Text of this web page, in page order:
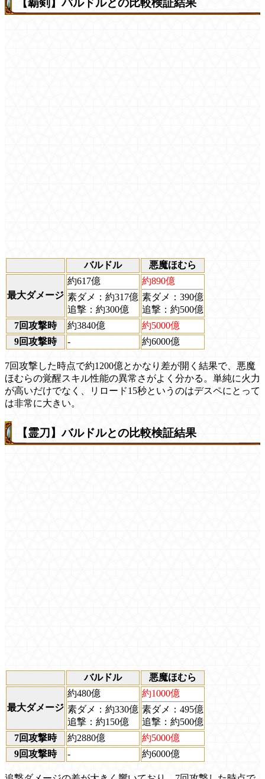
【覇剣】バルドルとの比較検証結果
バルドル 悪魔ほむら
最大ダメージ
約617億
素ダメ：約317億
追撃：約300億
約890億
素ダメ：390億
追撃：約500億
7回攻撃時
約3840億
約5000億
9回攻撃時
- 約6000億
7回攻撃した時点で約1200億とかなり差が開く結果で、悪魔
ほむらの覚醒スキル性能の異常さがよく分かる。単純に火力
が高いだけでなく、リロード15秒というのはデスペにとって
は非常に大きい。
【霊刀】バルドルとの比較検証結果
バルドル 悪魔ほむら
最大ダメージ
約480億
素ダメ：約330億
追撃：約150億
約1000億
素ダメ：495億
追撃：約500億
7回攻撃時
約2880億
約5000億
9回攻撃時
- 約6000億